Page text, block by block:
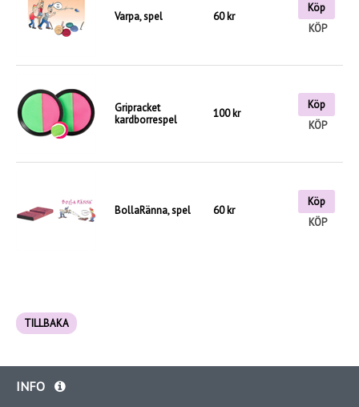
Varpa, spel 60 kr
Köp
KÖP
Gripracket
kardborrespel
100 kr
Köp
KÖP
BollaRänna, spel 60 kr
Köp
KÖP
TILLBAKA
INFO